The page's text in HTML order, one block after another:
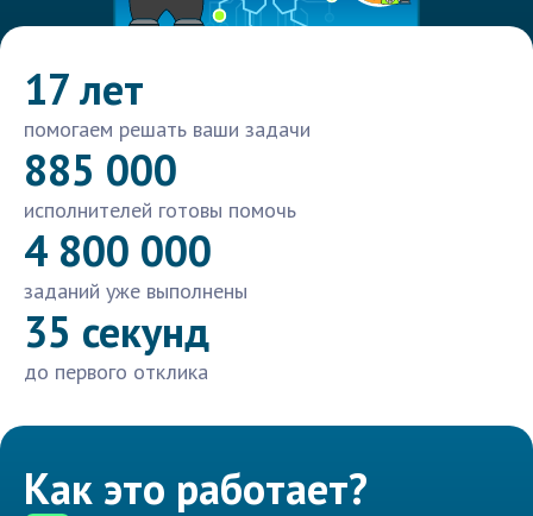
17 лет
помогаем решать ваши задачи
885 000
исполнителей готовы помочь
4 800 000
заданий уже выполнены
35 секунд
до первого отклика
Как это работает?